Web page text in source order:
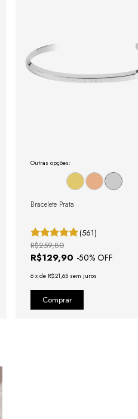
Outras opções:
Bracelete Prata
(561)
R$129,90 -50% OFF
R$259,80
6 x de R$21,65 sem juros